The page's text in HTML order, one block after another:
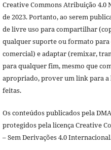
Creative Commons Atribuição 4.0
de 2023. Portanto, ao serem
de livre uso para compartilhar
qualquer suporte ou formato
comercial) e adaptar (remixar,
para qualquer fim, mesmo que
apropriado, prover um link para a
feitas.
Os conteúdos publicados pela
protegidos pela licença Creative
– Sem Derivações 4.0